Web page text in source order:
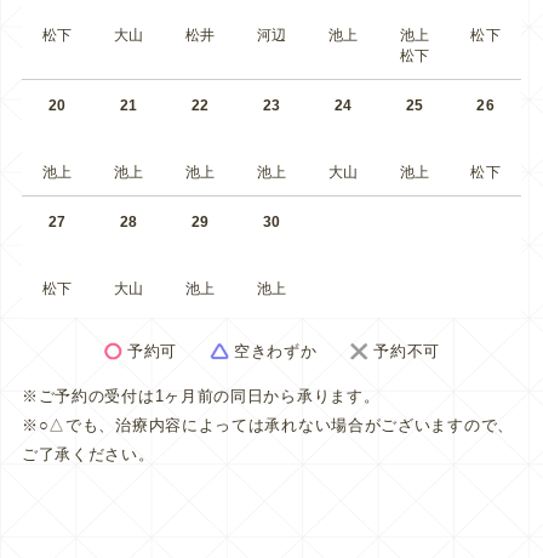
松下 大山 松井 河辺 池上
池上
松下
松下
20
池上
21
池上
22
池上
23
池上
24
大山
25
池上
26
松下
27
松下
28
大山
29
池上
30
池上
予約可 空きわずか 予約不可
※ご予約の受付は1ヶ月前の同日から承ります。
※○△でも、治療内容によっては承れない場合がございますので、
ご了承ください。